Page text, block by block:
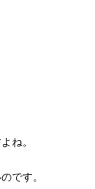
ね。
です。